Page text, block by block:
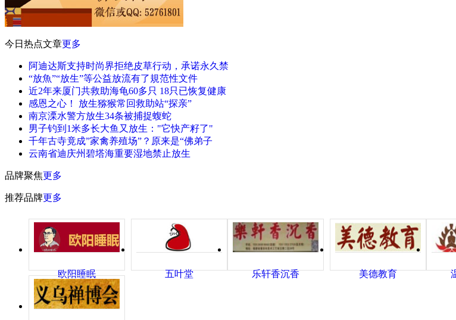
今日热点文章更多
阿迪达斯支持时尚界拒绝皮草行动，承诺永久禁
“放魚”“放生”等公益放流有了規范性文件
近2年来厦门共救助海龟60多只 18只已恢复健康
感恩之心！ 放生猕猴常回救助站“探亲”
南京溧水警方放生34条被捕捉蝮蛇
男子钓到1米多长大鱼又放生："它快产籽了"
千年古寺竟成”家禽养殖场”？原来是“佛弟子
云南省迪庆州碧塔海重要湿地禁止放生
品牌聚焦更多
推荐品牌更多
欧阳睡眠 五叶堂 乐轩香沉香 美德教育